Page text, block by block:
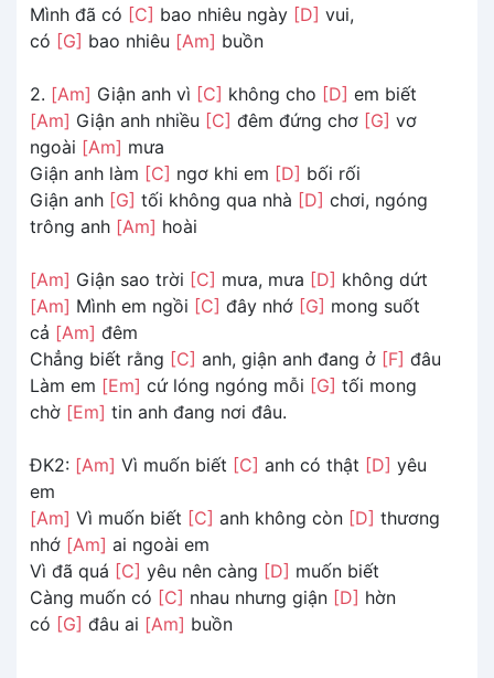
Mình đã có [C] bao nhiêu ngày [D] vui,
có [G] bao nhiêu [Am] buồn
2. [Am] Giận anh vì [C] không cho [D] em biết
[Am] Giận anh nhiều [C] đêm đứng chơ [G] vơ
ngoài [Am] mưa
Giận anh làm [C] ngơ khi em [D] bối rối
Giận anh [G] tối không qua nhà [D] chơi, ngóng
trông anh [Am] hoài
[Am] Giận sao trời [C] mưa, mưa [D] không dứt
[Am] Mình em ngồi [C] đây nhớ [G] mong suốt
cả [Am] đêm
Chẳng biết rằng [C] anh, giận anh đang ở [F] đâu
Làm em [Em] cứ lóng ngóng mỗi [G] tối mong
chờ [Em] tin anh đang nơi đâu.
ĐK2: [Am] Vì muốn biết [C] anh có thật [D] yêu
em
[Am] Vì muốn biết [C] anh không còn [D] thương
nhớ [Am] ai ngoài em
Vì đã quá [C] yêu nên càng [D] muốn biết
Càng muốn có [C] nhau nhưng giận [D] hờn
có [G] đâu ai [Am] buồn